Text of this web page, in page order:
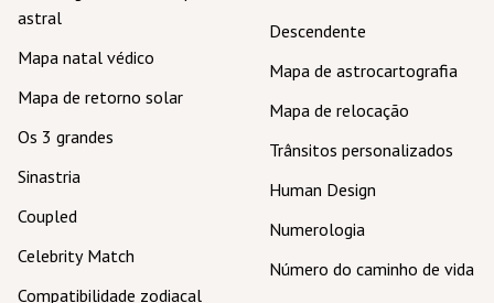
astral
Mapa natal védico
Mapa de retorno solar
Os 3 grandes
Sinastria
Coupled
Celebrity Match
Compatibilidade zodiacal
Descendente
Mapa de astrocartografia
Mapa de relocação
Trânsitos personalizados
Human Design
Numerologia
Número do caminho de vida